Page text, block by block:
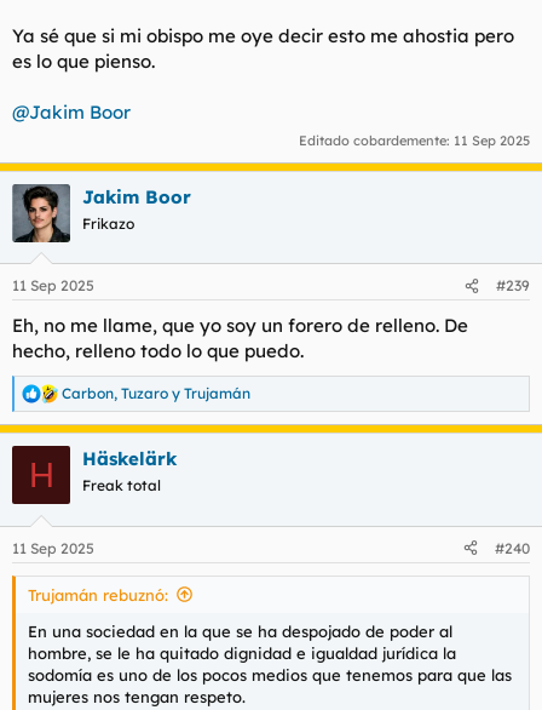
Ya sé que si mi obispo me oye decir esto me ahostia pero
es lo que pienso.
@Jakim Boor
Editado cobardemente: 11 Sep 2025
Jakim Boor
Frikazo
11 Sep 2025 #239
Eh, no me llame, que yo soy un forero de relleno. De
hecho, relleno todo lo que puedo.
R
e
a
e
s
Carbon, Tuzaro y Trujamán
H Häskelärk
Freak total
11 Sep 2025 #240
Trujamán rebuznó:
En una sociedad en la que se ha despojado de poder al
hombre, se le ha quitado dignidad e igualdad jurídica la
sodomía es uno de los pocos medios que tenemos para que las
mujeres nos tengan respeto.